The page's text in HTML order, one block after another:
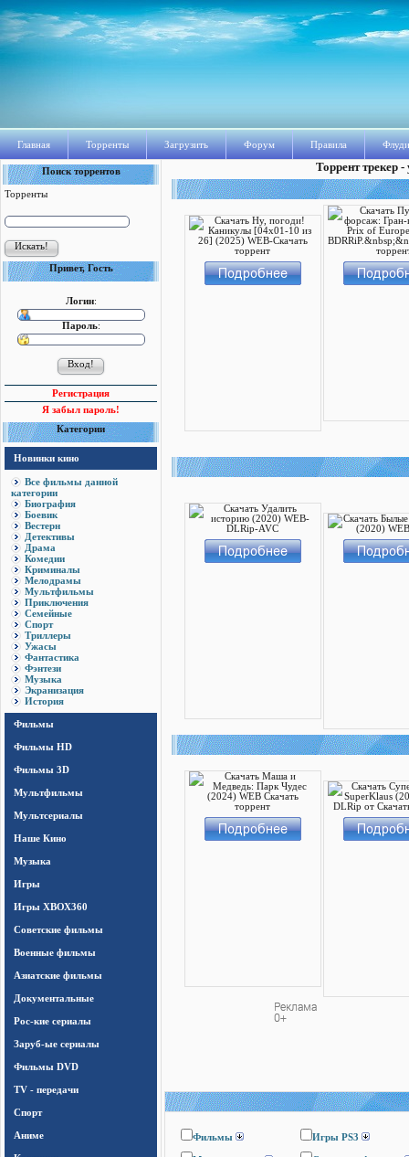
Главная Торренты Загрузить Форум Правила
Поиск торрентов
Торренты
Привет, Гость
Логин:
Пароль:
Регистрация
Я забыл пароль!
Категории
Новинки кино
Все фильмы данной
категории
Биография
Боевик
Вестерн
Детективы
Драма
Комедии
Криминалы
Мелодрамы
Мультфильмы
Приключения
Семейные
Спорт
Триллеры
Ужасы
Фантастика
Фэнтези
Музыка
Экранизация
История
Фильмы
Фильмы HD
Фильмы 3D
Мультфильмы
Мультсериалы
Наше Кино
Музыка
Игры
Игры ХВОХ360
Cоветские фильмы
Военные фильмы
Азиатские фильмы
Документальные
Рос-кие сериалы
Заруб-ые сериалы
Фильмы DVD
TV - передачи
Спорт
Аниме
Торрент трекер
Фильмы Игры PS3